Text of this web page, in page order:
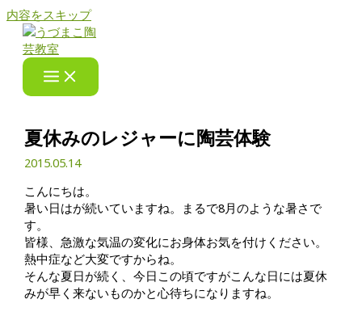
内容をスキップ
夏休みのレジャーに陶芸体験
2015.05.14
こんにちは。
暑い日はが続いていますね。まるで8月のような暑さで
す。
皆様、急激な気温の変化にお身体お気を付けください。
熱中症など大変ですからね。
そんな夏日が続く、今日この頃ですがこんな日には夏休
みが早く来ないものかと心待ちになりますね。